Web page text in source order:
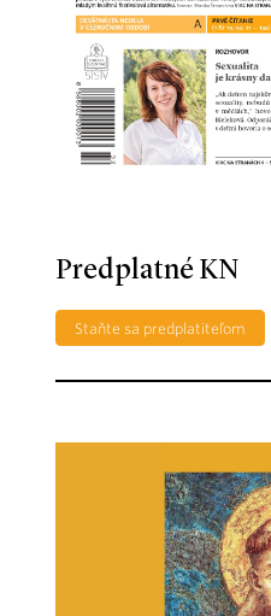
Predplatné KN
Staňte sa predplatiteľom